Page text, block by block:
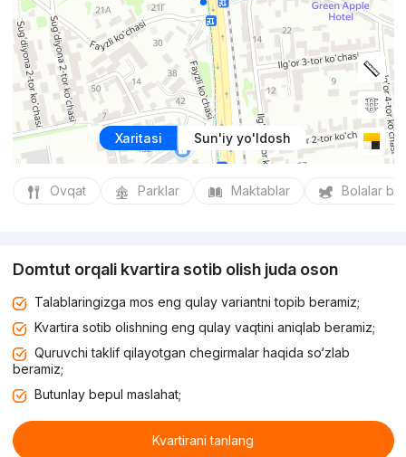
Xaritasi Sun'iy yo'ldosh
Ovqat Parklar Maktablar Bolalar
Domtut orqali kvartira sotib olish juda oson
Talablaringizga mos eng qulay variantni topib beramiz;
Kvartira sotib olishning eng qulay vaqtini aniqlab beramiz;
Quruvchi taklif qilayotgan chegirmalar haqida so‘zlab
beramiz;
Butunlay bepul maslahat;
Kvartirani tanlang